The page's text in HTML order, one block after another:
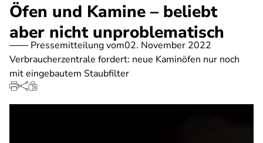
Öfen und Kamine – beliebt
aber nicht unproblematisch
Pressemitteilung vom02. November 2022
Verbraucherzentrale fordert: neue Kaminöfen nur noch
mit eingebautem Staubfilter